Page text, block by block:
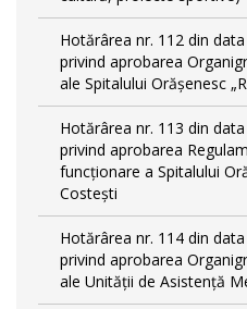
Hotărârea nr. 112 din
privind aprobarea
ale Spitalului Orășenesc
Hotărârea nr. 113 din
privind aprobarea
funcționare a Spitalului
Costești
Hotărârea nr. 114 din
privind aprobarea
ale Unității de Asistență